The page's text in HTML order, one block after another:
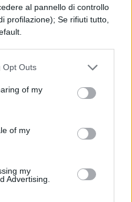
al pannello di controllo
profilazione); Se rifiuti tutto,
Opt Outs
of my
of my
my
Advertising.
avanzata, mi è
è concesso alcun